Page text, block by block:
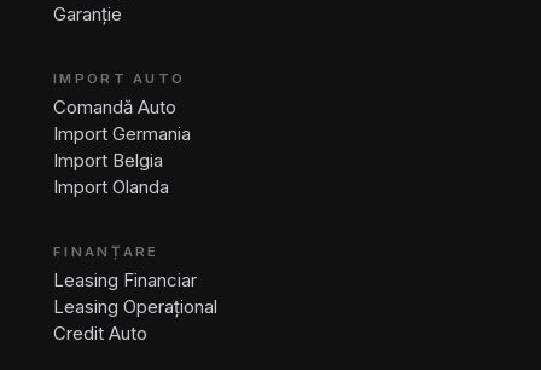
Garanție
IMPORT AUTO
Comandă Auto
Import Germania
Import Belgia
Import Olanda
FINANȚARE
Leasing Financiar
Leasing Operațional
Credit Auto